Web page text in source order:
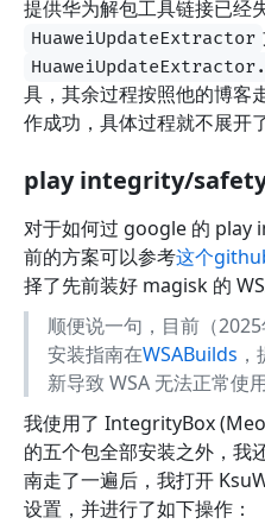
提供华为解包工具链接已经
HuaweiUpdateExtractor
具，其余过程按照他的博客
作成功，具体过程就不展开了
play integrity/
对于如何过 google 的
前的方案可以参考这个
择了先前装好 magisk 的
顺便说一句，目前（
安装指南在WSABuilds
新导致 WSA 无法正常使
我使用了 IntegrityBox
的五个包全部安装之外，我
南走了一遍后，我打开
设置，并进行了如下操作：